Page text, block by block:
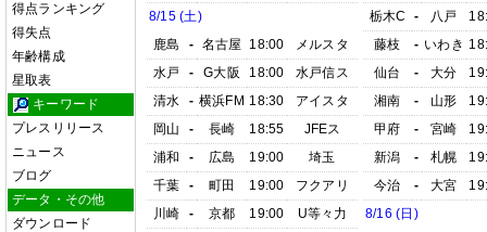
得点ランキング
得失点
年齢構成
星取表
キーワード
プレスリリース
ニュース
ブログ
データ・その他
ダウンロード
8/15 (土)
鹿島
- 名古屋 18:00
メルスタ
水戸
- G大阪 18:00
水戸信ス
清水
- 横浜FM 18:30
アイスタ
岡山
- 長崎 18:55
JFEス
浦和
- 広島 19:00
埼玉
千葉
- 町田 19:00
フクアリ
川崎
- 京都 19:00
U等々力
栃木C
- 八戸
藤枝
- いわき
仙台
- 大分
湘南
- 山形
甲府
- 宮崎
新潟
- 札幌
今治
- 大宮
8/16 (日)